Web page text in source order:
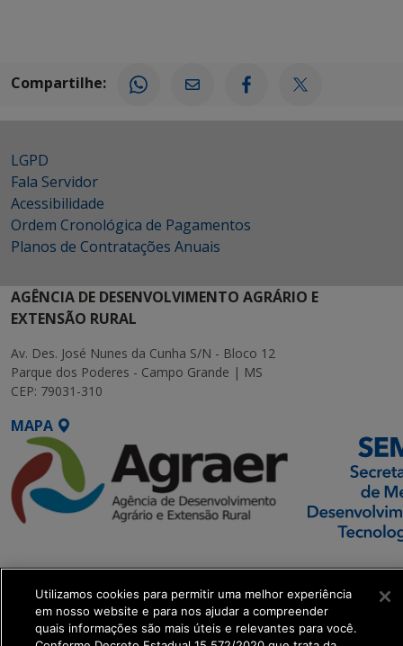
Compartilhe:
LGPD
Fala Servidor
Acessibilidade
Ordem Cronológica de Pagamentos
Planos de Contratações Anuais
AGÊNCIA DE DESENVOLVIMENTO AGRÁRIO E
EXTENSÃO RURAL
Av. Des. José Nunes da Cunha S/N - Bloco 12
Parque dos Poderes - Campo Grande | MS
CEP: 79031-310
MAPA
SETDIG | Secretaria-
Executiva de
Transformação Digital
Utilizamos cookies para permitir uma melhor experiência
em nosso website e para nos ajudar a compreender
quais informações são mais úteis e relevantes para você.